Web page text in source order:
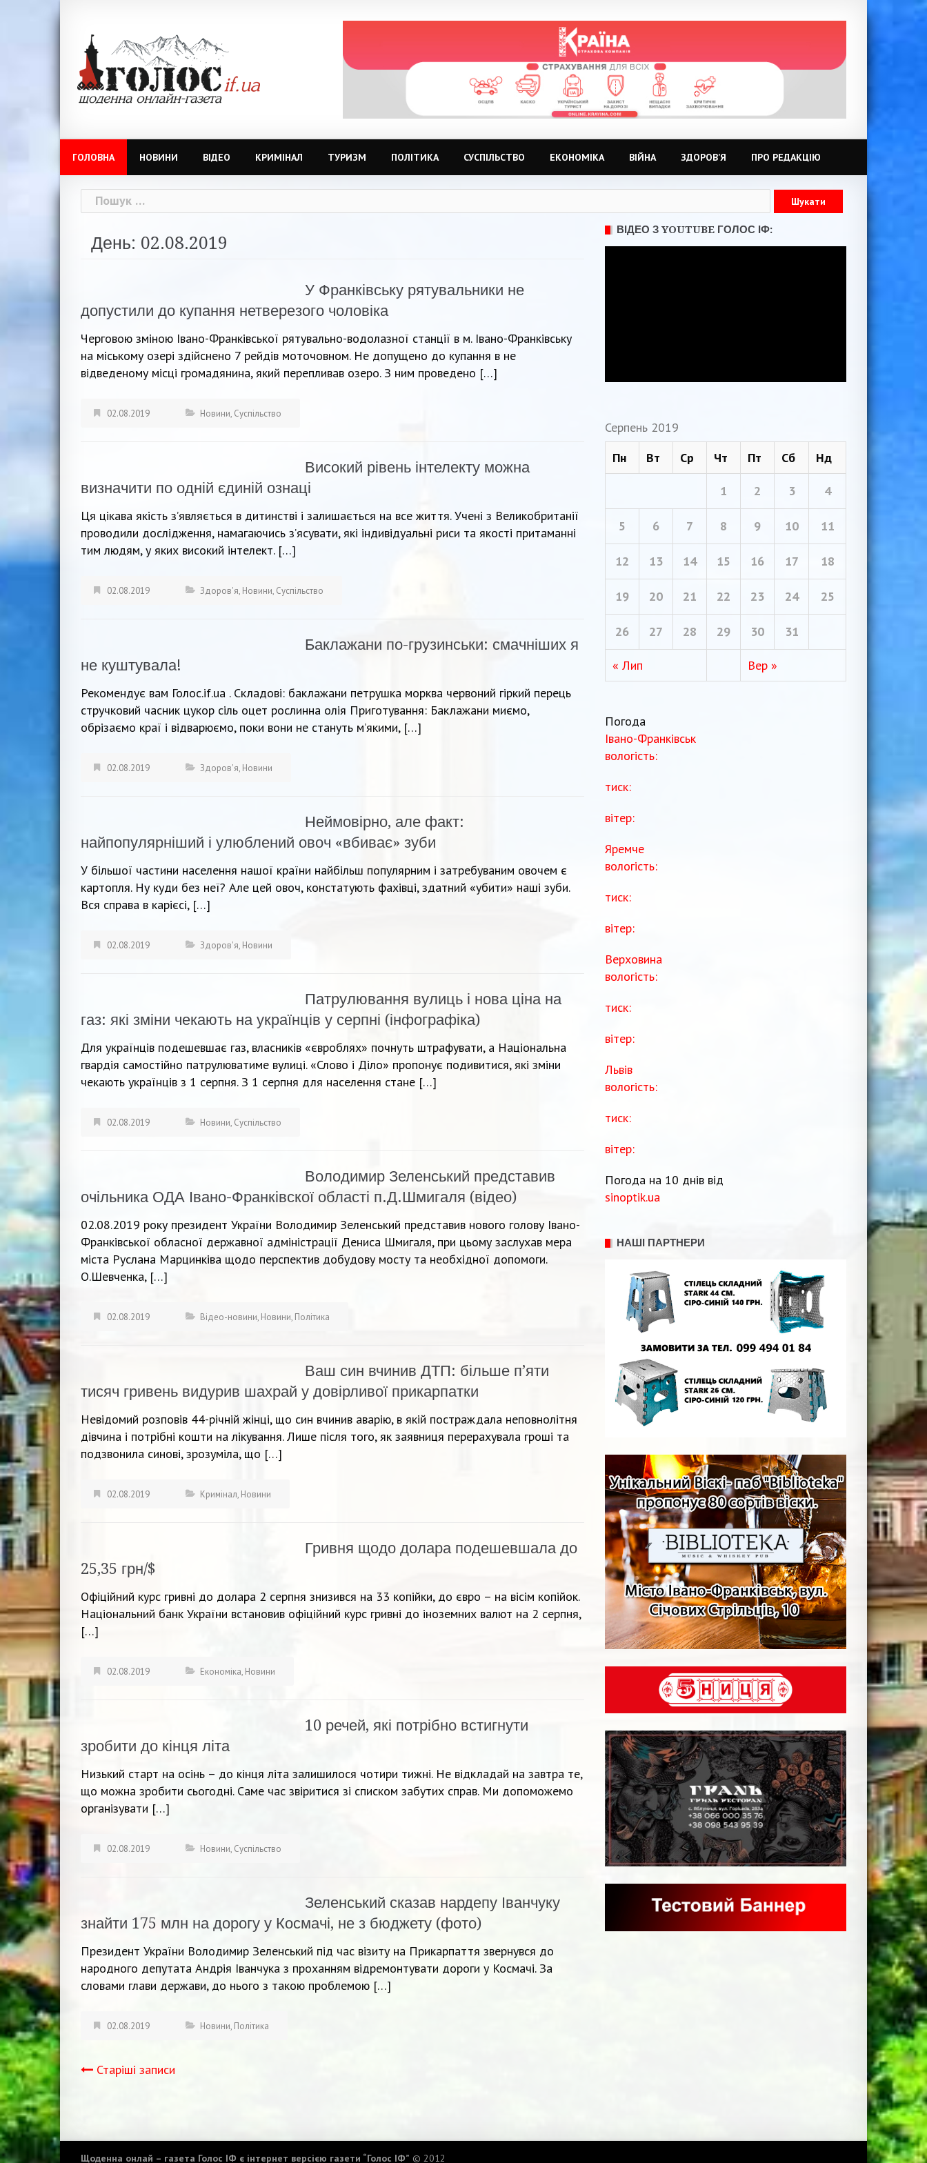
ГОЛОВНА НОВИНИ ВІДЕО КРИМІНАЛ ТУРИЗМ ПОЛІТИКА СУСПІЛЬСТВО ЕКОНОМІКА ВІЙНА ЗДОРОВ’Я ПРО РЕДАКЦІЮ
Пошук:
День: 02.08.2019
У Франківську рятувальники не
допустили до купання нетверезого чоловіка
Черговою зміною Івано-Франківської рятувально-водолазної станції в м. Івано-Франківську
на міському озері здійснено 7 рейдів моточовном. Не допущено до купання в не
відведеному місці громадянина, який перепливав озеро. З ним проведено […]
02.08.2019 Новини, Суспільство
Високий рівень інтелекту можна
визначити по одній єдиній ознаці
Ця цікава якість з’являється в дитинстві і залишається на все життя. Учені з Великобританії
проводили дослідження, намагаючись з’ясувати, які індивідуальні риси та якості притаманні
тим людям, у яких високий інтелект. […]
02.08.2019 Здоров'я, Новини, Суспільство
Баклажани по-грузинськи: смачніших я
не куштувала!
Рекомендує вам Голос.if.ua . Складові: баклажани петрушка морква червоний гіркий перець
стручковий часник цукор сіль оцет рослинна олія Приготування: Баклажани миємо,
обрізаємо краї і відварюємо, поки вони не стануть м’якими, […]
02.08.2019 Здоров'я, Новини
Неймовірно, але факт:
найпопулярніший і улюблений овоч «вбиває» зуби
У більшої частини населення нашої країни найбільш популярним і затребуваним овочем є
картопля. Ну куди без неї? Але цей овоч, констатують фахівці, здатний «убити» наші зуби.
Вся справа в карієсі, […]
02.08.2019 Здоров'я, Новини
Патрулювання вулиць і нова ціна на
газ: які зміни чекають на українців у серпні (інфографіка)
Для українців подешевшає газ, власників «євроблях» почнуть штрафувати, а Національна
гвардія самостійно патрулюватиме вулиці. «Слово і Діло» пропонує подивитися, які зміни
чекають українців з 1 серпня. З 1 серпня для населення стане […]
02.08.2019 Новини, Суспільство
Володимир Зеленський представив
очільника ОДА Івано-Франківскої області п.Д.Шмигаля (відео)
02.08.2019 року президент України Володимир Зеленський представив нового голову Івано-
Франківської обласної державної адміністрації Дениса Шмигаля, при цьому заслухав мера
міста Руслана Марцинківа щодо перспектив добудову мосту та необхідної допомоги.
О.Шевченка, […]
02.08.2019 Відео-новини, Новини, Політика
Ваш син вчинив ДТП: більше п’яти
тисяч гривень видурив шахрай у довірливої прикарпатки
Невідомий розповів 44-річній жінці, що син вчинив аварію, в якій постраждала неповнолітня
дівчина і потрібні кошти на лікування. Лише після того, як заявниця перерахувала гроші та
подзвонила синові, зрозуміла, що […]
02.08.2019 Кримінал, Новини
Гривня щодо долара подешевшала до
25,35 грн/$
Офіційний курс гривні до долара 2 серпня знизився на 33 копійки, до євро – на вісім копійок.
Національний банк України встановив офіційний курс гривні до іноземних валют на 2 серпня,
[…]
02.08.2019 Економіка, Новини
10 речей, які потрібно встигнути
зробити до кінця літа
Низький старт на осінь – до кінця літа залишилося чотири тижні. Не відкладай на завтра те,
що можна зробити сьогодні. Саме час звіритися зі списком забутих справ. Ми допоможемо
організувати […]
02.08.2019 Новини, Суспільство
Зеленський сказав нардепу Іванчуку
знайти 175 млн на дорогу у Космачі, не з бюджету (фото)
Президент України Володимир Зеленський під час візиту на Прикарпаття звернувся до
народного депутата Андрія Іванчука з проханням відремонтувати дороги у Космачі. За
словами глави держави, до нього з такою проблемою […]
02.08.2019 Новини, Політика
Навігація
Старіші записи
ВІДЕО З YOUTUBE ГОЛОС ІФ:
Серпень 2019
Пн
Вт Ср Чт Пт Сб Нд
« Лип Вер »
1 2 3 4
5 6 7 8 9 10 11
12 13 14 15 16 17 18
19 20 21 22 23 24 25
26 27 28 29 30 31
Погода
Івано-Франківськ
вологість:
тиск:
вітер:
Яремче
вологість:
тиск:
вітер:
Верховина
вологість:
тиск:
вітер:
Львів
вологість:
тиск:
вітер:
Погода на 10 днів від
sinoptik.ua
НАШІ ПАРТНЕРИ
Щоденна онлай – газета Голос ІФ є інтернет версією газети “Голос ІФ” © 2012